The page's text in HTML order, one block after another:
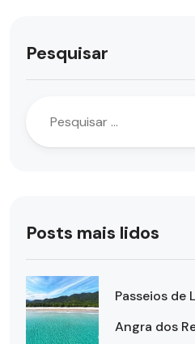
Pesquisar
Posts mais lidos
Passeios de
Angra dos